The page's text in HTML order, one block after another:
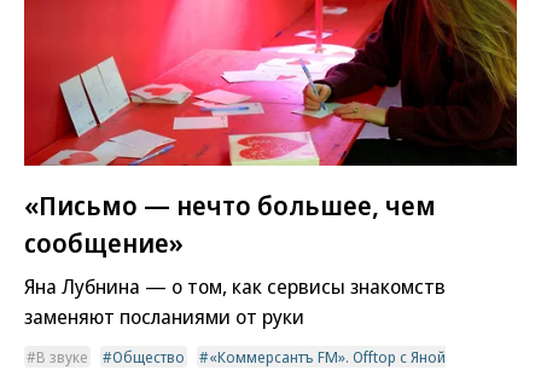
«Письмо — нечто большее, чем
сообщение»
Яна Лубнина — о том, как сервисы знакомств
заменяют посланиями от руки
В звуке Общество
«Коммерсантъ FM». Offtop с Яной